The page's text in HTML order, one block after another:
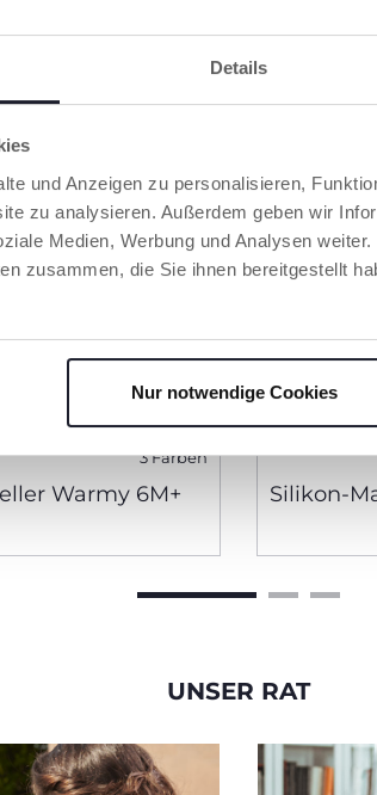
Details
und Anzeigen zu personalisieren,
zu analysieren. Außerdem geben wir
Medien, Werbung und Analysen
zusammen, die Sie ihnen bereitgestellt
Nur notwendige Cookies
3 Farben
Warmy 6M+ Silikon-
UNSER RAT